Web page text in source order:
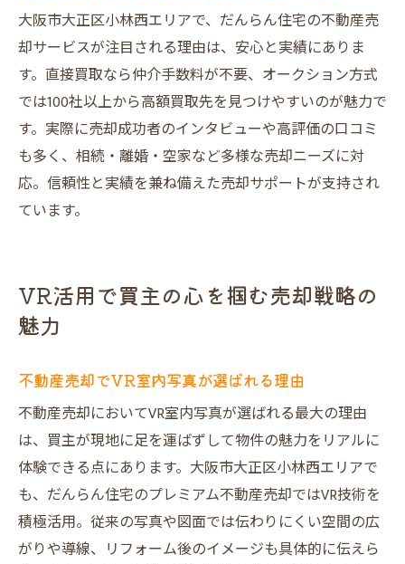
大阪市大正区小林西エリアで、だんらん住宅の不動産売
却サービスが注目される理由は、安心と実績にありま
す。直接買取なら仲介手数料が不要、オークション方式
では100社以上から高額買取先を見つけやすいのが魅力で
す。実際に売却成功者のインタビューや高評価の口コミ
も多く、相続・離婚・空家など多様な売却ニーズに対
応。信頼性と実績を兼ね備えた売却サポートが支持され
ています。
VR活用で買主の心を掴む売却戦略の
魅力
不動産売却でVR室内写真が選ばれる理由
不動産売却においてVR室内写真が選ばれる最大の理由
は、買主が現地に足を運ばずして物件の魅力をリアルに
体験できる点にあります。大阪市大正区小林西エリアで
も、だんらん住宅のプレミアム不動産売却ではVR技術を
積極活用。従来の写真や図面では伝わりにくい空間の広
がりや導線、リフォーム後のイメージも具体的に伝えら